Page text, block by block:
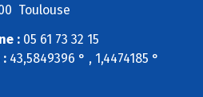
Toulouse
: 05 61 73 32 15
:43,5849396 ° , 1,4474185 °